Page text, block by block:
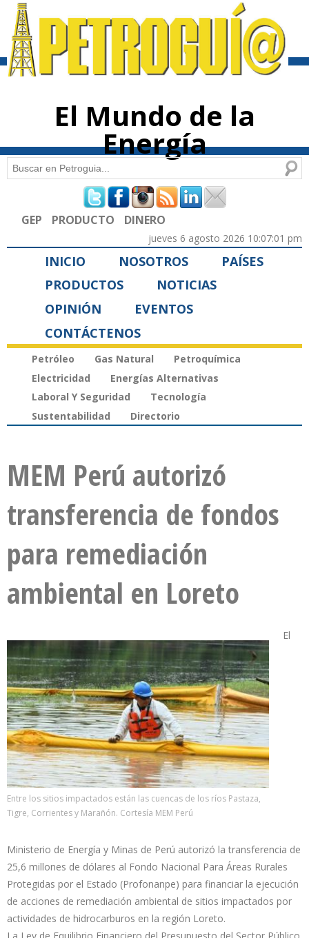
contenido
El Mundo de la
Energía
Formulario de búsqueda
Buscar
GEP PRODUCTO DINERO
jueves 6 agosto 2026 10:07:01 pm
INICIO NOSOTROS
PAÍSES
PRODUCTOS
NOTICIAS
OPINIÓN
EVENTOS
CONTÁCTENOS
Petróleo Gas Natural
Petroquímica
Electricidad
Energías Alternativas
Laboral Y Seguridad
Tecnología
Sustentabilidad
Directorio
MEM Perú autorizó
transferencia de fondos
para remediación
ambiental en Loreto
Entre los sitios impactados están las cuencas de los ríos Pastaza,
Tigre, Corrientes y Marañón. Cortesía MEM Perú
El
Ministerio de Energía y Minas de Perú autorizó la transferencia de
25,6 millones de dólares al Fondo Nacional Para Áreas Rurales
Protegidas por el Estado (Profonanpe) para financiar la ejecución
de acciones de remediación ambiental de sitios impactados por
actividades de hidrocarburos en la región Loreto.